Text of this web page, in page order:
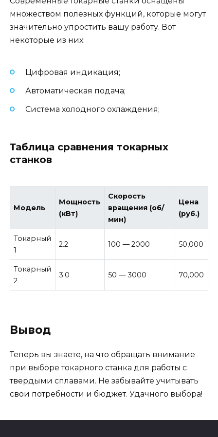
множеством полезных функций, которые могут
значительно упростить вашу работу. Вот
некоторые из них:
Цифровая индикация;
Автоматическая подача;
Система холодного охлаждения;
Таблица сравнения токарных
станков
Модель
Мощность
(кВт)
Скорость
вращения (об/
мин)
Цена
(руб.)
Токарный
1
2.2 100 — 2000 50,000
Токарный
2
3.0 50 — 3000 70,000
Вывод
Теперь вы знаете, на что обращать внимание
при выборе токарного станка для работы с
твердыми сплавами. Не забывайте учитывать
свои потребности и бюджет. Удачного выбора!